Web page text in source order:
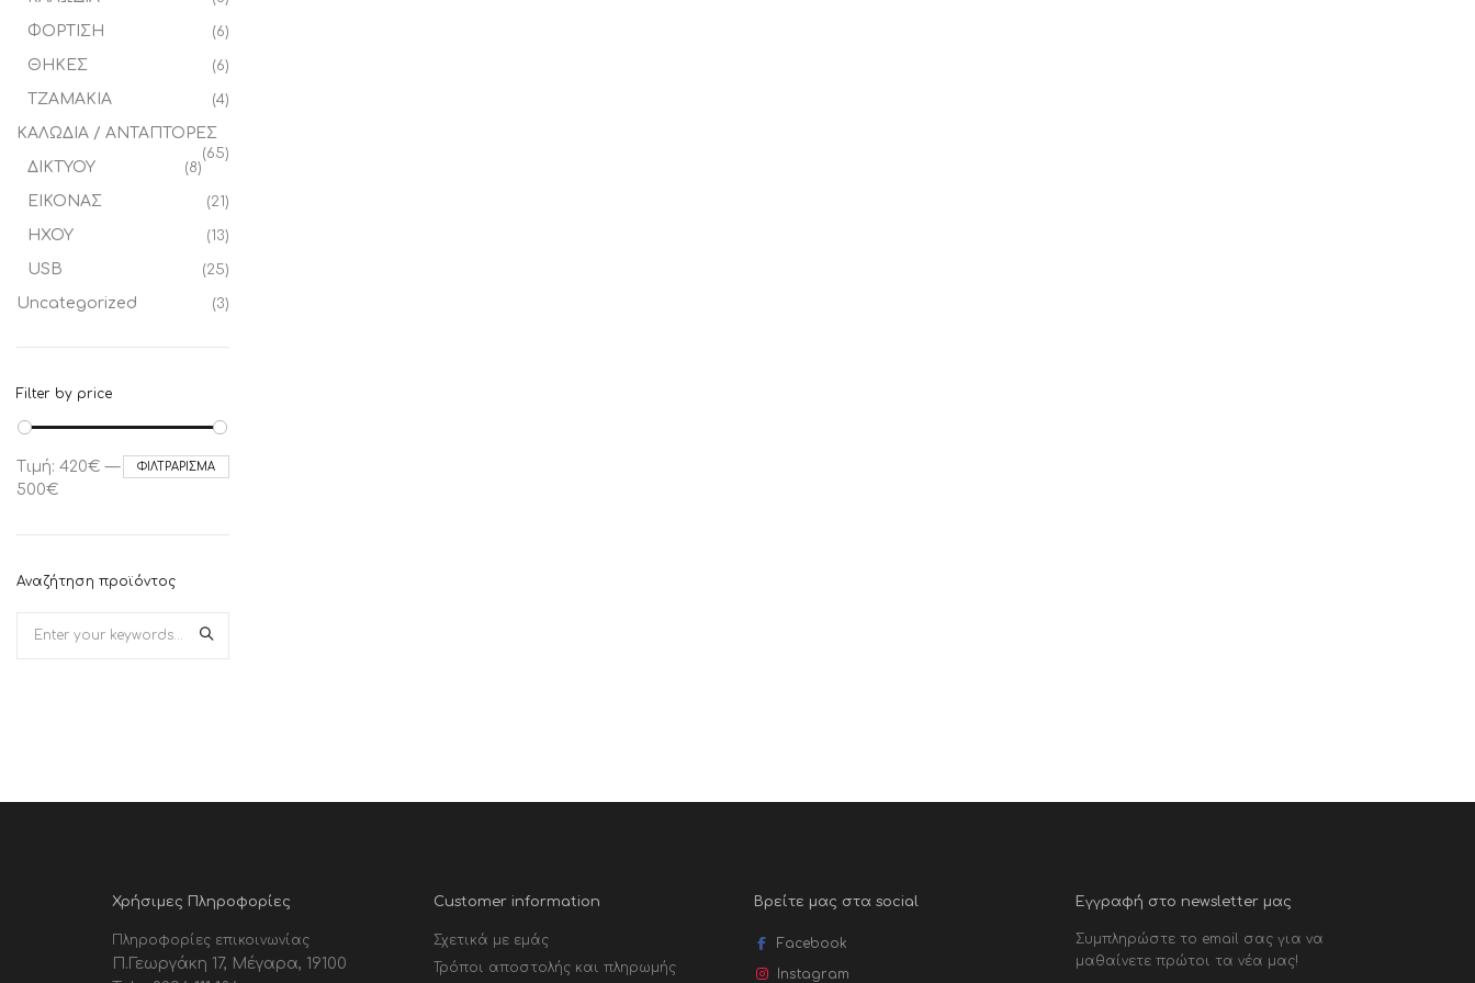
ΦΟΡΤΙΣΗ (6)
ΘΗΚΕΣ (6)
ΤΖΑΜΑΚΙΑ (4)
ΚΑΛΩΔΙΑ / ΑΝΤΑΠΤΟΡΕΣ
(65)
ΔΙΚΤΥΟΥ (8)
ΕΙΚΟΝΑΣ (21)
ΗΧΟΥ (13)
USB (25)
Uncategorized (3)
Filter by price
Ελάχιστη
τιμή
Μέγιστη
τιμή
ΦΙΛΤΡΆΡΙΣΜΑ
Τιμή: 420€ —
500€
Αναζήτηση προϊόντος
Χρήσιμες Πληροφορίες
Πληροφορίες επικοινωνίας
Π.Γεωργάκη 17, Μέγαρα, 19100
Customer information
Σχετικά με εμάς
Τρόποι αποστολής και πληρωμής
Βρείτε μας στα social
Facebook
Instagram
Εγγραφή στο newsletter μας
Συμπληρώστε το email σας για να
μαθαίνετε πρώτοι τα νέα μας!